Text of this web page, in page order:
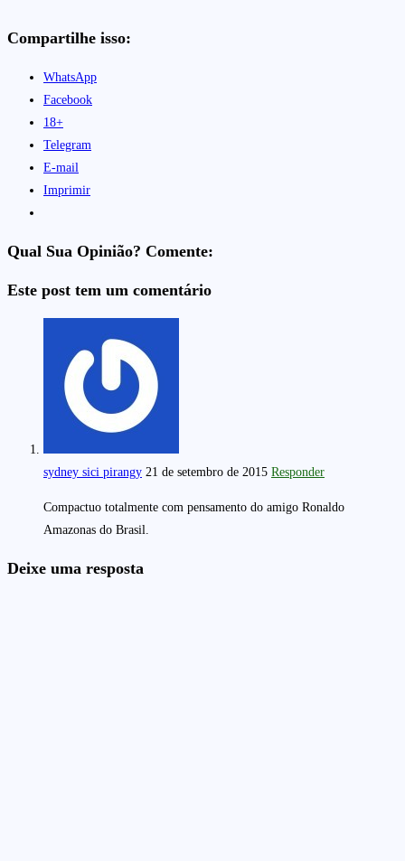
Compartilhe isso:
WhatsApp
Facebook
18+
Telegram
E-mail
Imprimir
Qual Sua Opinião? Comente:
Este post tem um comentário
sydney sici pirangy 21 de setembro de 2015 Responder
Compactuo totalmente com pensamento do amigo Ronaldo
Amazonas do Brasil.
Deixe uma resposta